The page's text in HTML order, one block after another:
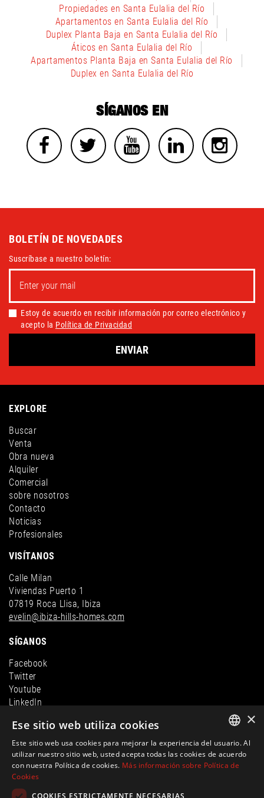
Propiedades en Santa Eulalia del Río
Apartamentos en Santa Eulalia del Río
Duplex Planta Baja en Santa Eulalia del Río
Áticos en Santa Eulalia del Río
Apartamentos Planta Baja en Santa Eulalia del Río
Duplex en Santa Eulalia del Río
SÍGANOS EN
BOLETÍN DE NOVEDADES
Suscríbase a nuestro boletín:
Estoy de acuerdo en recibir información por correo electrónico y
acepto la Política de Privacidad
ENVIAR
EXPLORE
Buscar
Venta
Obra nueva
Alquiler
Comercial
sobre nosotros
Contacto
Noticias
Profesionales
VISÍTANOS
Calle Milan
Viviendas Puerto 1
07819 Roca Llisa, Ibiza
evelin@ibiza-hills-homes.com
SÍGANOS
Facebook
Twitter
Youtube
LinkedIn
ENGLISH
SPANISH
×
Ese sitio web utiliza cookies
Este sitio web usa cookies para mejorar la experiencia del usuario. Al
utilizar nuestro sitio web, usted acepta todas las cookies de acuerdo
con nuestra Política de cookies. Más información sobre Política de
Cookies
COOKIES ESTRICTAMENTE NECESARIAS